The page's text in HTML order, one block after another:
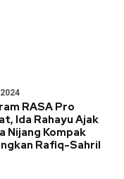
RASA Pro
Ida Rahayu Ajak
Nijang Kompak
Rafiq-Sahril